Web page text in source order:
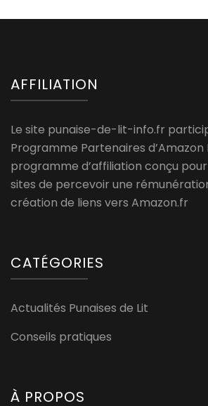
AFFILIATION
Le site punaise-de-lit-info.fr
Programme Partenaires d’Amazon
programme d’affiliation conçu
sites de percevoir une
création de liens vers Amazon.fr
CATÉGORIES
Actualités Punaises de Lit
Conseils pratiques
À PROPOS